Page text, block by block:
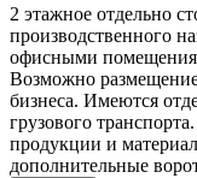
2 этажное отдельно
производственного
офисными
Возможно
бизнеса. Имеются
грузового
продукции и
дополнительные